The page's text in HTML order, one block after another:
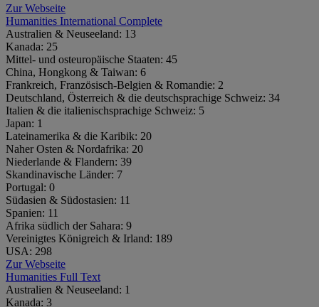
Zur Webseite
Humanities International Complete
Australien & Neuseeland: 13
Kanada: 25
Mittel- und osteuropäische Staaten: 45
China, Hongkong & Taiwan: 6
Frankreich, Französisch-Belgien & Romandie: 2
Deutschland, Österreich & die deutschsprachige Schweiz: 34
Italien & die italienischsprachige Schweiz: 5
Japan: 1
Lateinamerika & die Karibik: 20
Naher Osten & Nordafrika: 20
Niederlande & Flandern: 39
Skandinavische Länder: 7
Portugal: 0
Südasien & Südostasien: 11
Spanien: 11
Afrika südlich der Sahara: 9
Vereinigtes Königreich & Irland: 189
USA: 298
Zur Webseite
Humanities Full Text
Australien & Neuseeland: 1
Kanada: 3